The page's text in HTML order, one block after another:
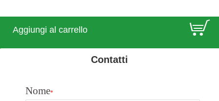
Aggiungi al carrello E
Contatti
Nome*